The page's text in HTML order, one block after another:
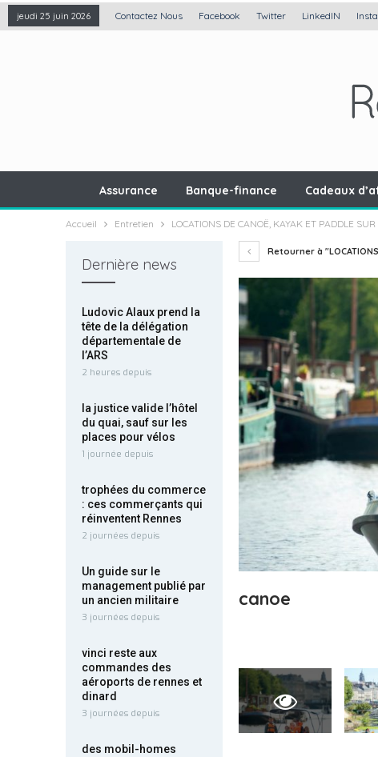
jeudi 25 juin 2026 Contactez Nous Facebook Twitter LinkedIN
Assurance Banque-finance Cadeaux
Accueil Entretien LOCATIONS DE CANOË, KAYAK ET PADDLE
Retourner à "LOCATIONS
canoe
Dernière news
Ludovic Alaux prend la
tête de la délégation
départementale de
l’ARS
2 heures depuis
la justice valide l’hôtel
du quai, sauf sur les
places pour vélos
1 journée depuis
trophées du commerce
: ces commerçants qui
réinventent Rennes
2 journées depuis
Un guide sur le
management publié par
un ancien militaire
3 journées depuis
vinci reste aux
commandes des
aéroports de rennes et
dinard
3 journées depuis
des mobil-homes